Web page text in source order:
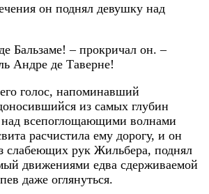
он поднял девушку над
Бальзаме! – прокричал он. –
Андре де Таверне!
голос, напоминавший
из самых глубин
всепоглощающими волнами
расчистила ему дорогу, и он
слабеющих рук Жильбера, поднял
движениями едва сдерживаемой
даже оглянуться.